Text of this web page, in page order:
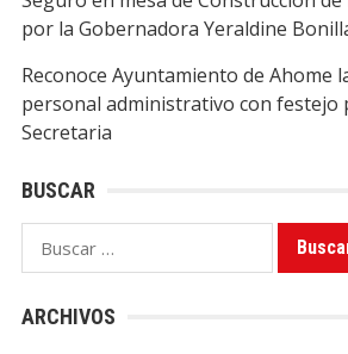
por la Gobernadora Yeraldine
Reconoce Ayuntamiento de Ahome
personal administrativo con festejo
Secretaria
BUSCAR
Buscar:
ARCHIVOS